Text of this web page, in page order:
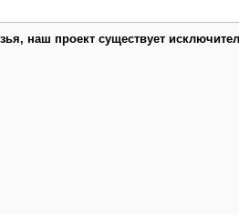
наш проект существует